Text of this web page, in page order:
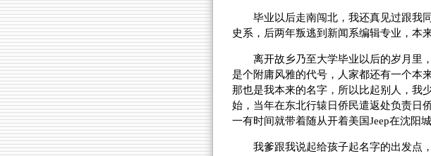
毕业以后走南闯北，我还真见过跟我
史系，后两年叛逃到新闻系编辑专业，本
离开故乡乃至大学毕业以后的岁月里
是个附庸风雅的代号，人家都还有一个本
那也是我本来的名字，所以比起别人，我
始，当年在东北行辕日侨民遣返处负责日
一有时间就带着随从开着美国Jeep在沈阳
我爹跟我说起给孩子起名字的出发点